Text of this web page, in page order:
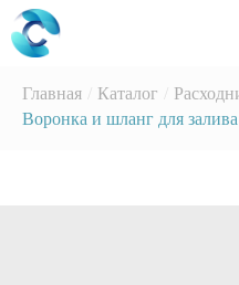
Главная Каталог
Воронка и шланг для